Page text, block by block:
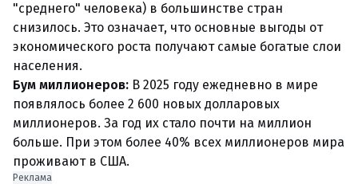
"среднего" человека) в большинстве стран
снизилось. Это означает, что основные выгоды от
экономического роста получают самые богатые слои
населения.
Бум миллионеров: В 2025 году ежедневно в мире
появлялось более 2 600 новых долларовых
миллионеров. За год их стало почти на миллион
больше. При этом более 40% всех миллионеров мира
проживают в США.
Реклама